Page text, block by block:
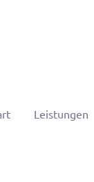
Leistungen